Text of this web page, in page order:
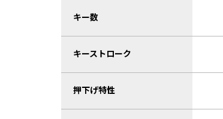
キー数
キーストローク
押下げ特性